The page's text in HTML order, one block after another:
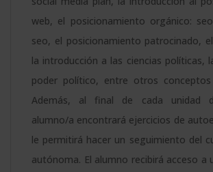
cantidad
web, el posicionamiento orgánico:
seo, el posicionamiento patrocinado,
la introducción a las ciencias políticas,
poder político, entre otros conceptos
Además, al final de cada unidad
alumno/a encontrará ejercicios de
le permitirá hacer un seguimiento del
autónoma. El alumno recibirá acceso a